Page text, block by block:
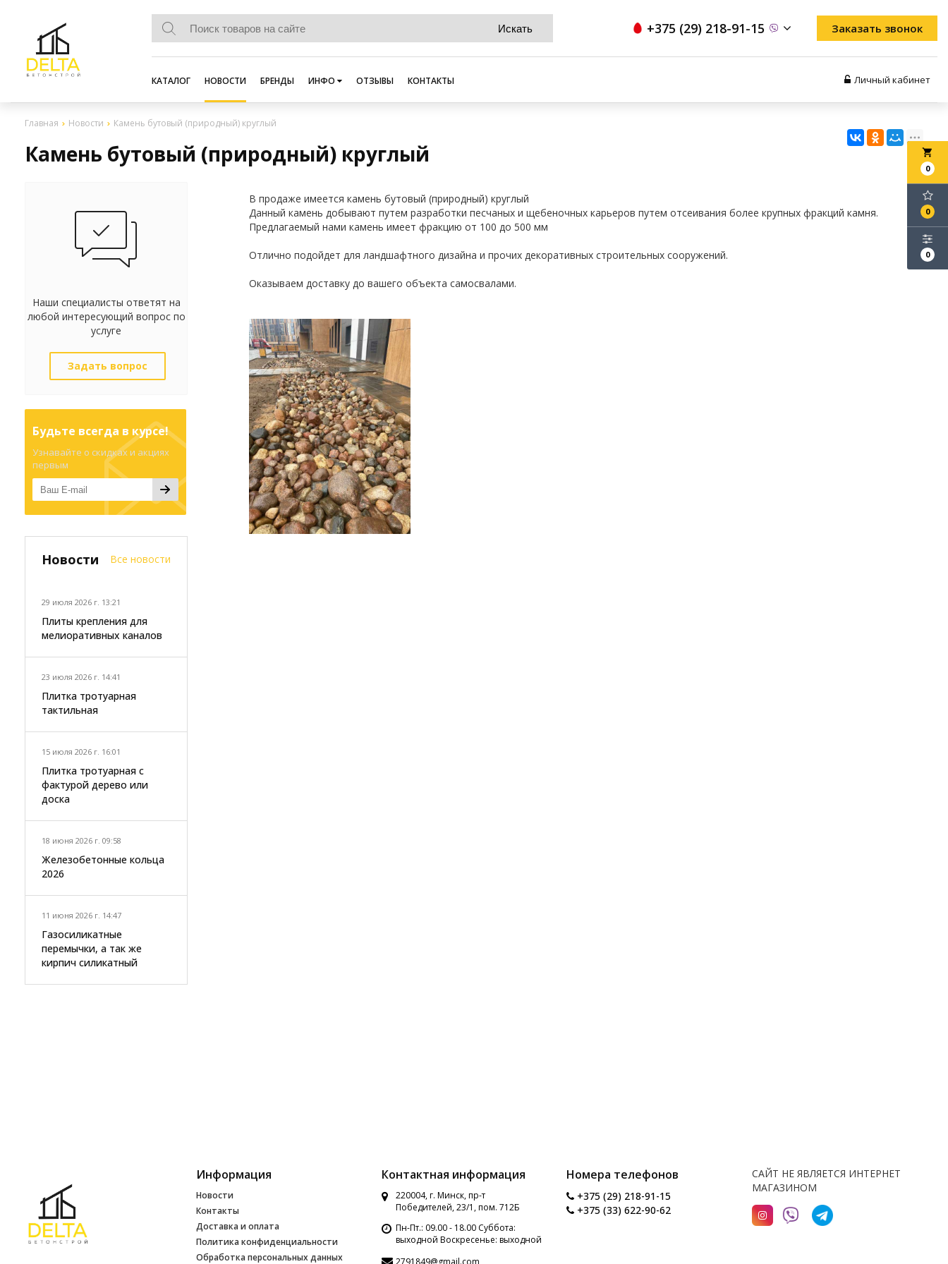
+375 (29) 218-91-15 Заказать звонок
КАТАЛОГ НОВОСТИ БРЕНДЫ ИНФО ОТЗЫВЫ КОНТАКТЫ Личный кабинет
Главная Новости Камень бутовый (природный) круглый
Камень бутовый (природный) круглый local_grocery_store
0
0
0
Наши специалисты ответят на
любой интересующий вопрос по
услуге
Задать вопрос
Будьте всегда в курсе!
Узнавайте о скидках и акциях
первым
Новости Все новости
29 июля 2026 г. 13:21
Плиты крепления для
мелиоративных каналов
23 июля 2026 г. 14:41
Плитка тротуарная
тактильная
15 июля 2026 г. 16:01
Плитка тротуарная с
фактурой дерево или
доска
18 июня 2026 г. 09:58
Железобетонные кольца
2026
11 июня 2026 г. 14:47
Газосиликатные
перемычки, а так же
кирпич силикатный
В продаже имеется камень бутовый (природный) круглый
Данный камень добывают путем разработки песчаных и щебеночных карьеров путем отсеивания более крупных фракций камня.
Предлагаемый нами камень имеет фракцию от 100 до 500 мм
Отлично подойдет для ландшафтного дизайна и прочих декоративных строительных сооружений.
Оказываем доставку до вашего объекта самосвалами.
Информация
Новости
Контакты
Доставка и оплата
Политика конфиденциальности
Обработка персональных данных
Контактная информация
220004, г. Минск, пр-т
Победителей, 23/1, пом. 712Б
Пн-Пт.: 09.00 - 18.00 Суббота:
выходной Воскресенье: выходной
2791849@gmail.com
Номера телефонов
+375 (29) 218-91-15
+375 (33) 622-90-62
САЙТ НЕ ЯВЛЯЕТСЯ ИНТЕРНЕТ
МАГАЗИНОМ